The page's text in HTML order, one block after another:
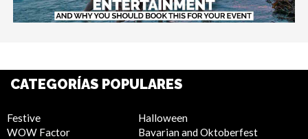
CATEGORÍAS POPULARES
Festive
WOW Factor
Halloween
Bavarian and Oktoberfest